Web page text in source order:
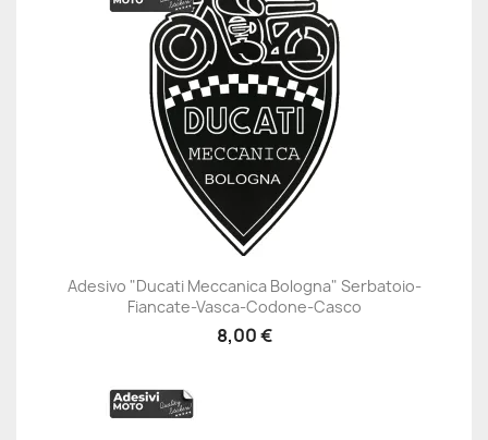
Adesivo "Ducati Meccanica Bologna" Serbatoio-
Fiancate-Vasca-Codone-Casco
8,00 €